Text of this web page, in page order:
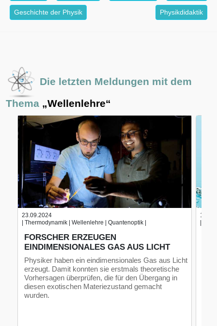
Geschichte der Physik Physikdidaktik
Die letzten Meldungen mit dem
Thema „Wellenlehre“
23.09.2024
| Thermodynamik | Wellenlehre | Quantenoptik |
FORSCHER ERZEUGEN
EINDIMENSIONALES GAS AUS LICHT
Physiker haben ein eindimensionales Gas aus Licht
erzeugt. Damit konnten sie erstmals theoretische
Vorhersagen überprüfen, die für den Übergang in
diesen exotischen Materiezustand gemacht
wurden.